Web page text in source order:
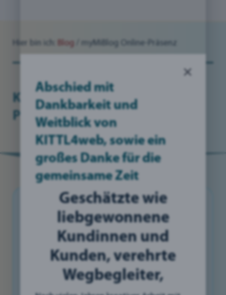
Hier bin ich: Blog myMiBlog Online-Präsenz
KITTL4web steht für: "Online-
Präsenz"
myMiBlog "Online-Präsenz"
Abschied mit
Dankbarkeit und
Weitblick von
KITTL4web, sowie ein
großes Danke für die
gemeinsame Zeit
Geschätzte wie
liebgewonnene
Kundinnen und
Kunden, verehrte
Wegbegleiter,
×